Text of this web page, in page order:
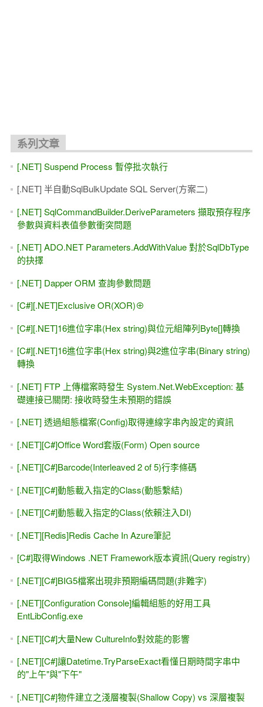
[SQL Server]暫存資料表(#TABLE)引發的重新編譯Re-
[SQL Server][T-SQL]將多筆資料列串接成單一欄位的複合字
串
[SQL Server][Statistics]統計值(三)自動更新統計值的條件
(RT)
[SQL Server][Performance]INSERT INTO SELECT啟用平行
寫入(SQL Server 2016)
[.NET][C#]密碼學(Morse Code)
[SQL Server]當資料庫出現有疑問時(SUSPECT)的修復
[.NET][C#]避免使用System.IO.File.AppendAllText寫出大型文
字檔案
[.NET]Internal error in the .NET Runtime (80131506)
[SQL Server][Emergency]SQL Max Memory Limit Too Low
[SQL Server][資料封存]Truncate指定Partition Number的資料
(SQL Server 2016)
[.NET][C#]NPOI產生Excel報表(一)列印表頭資訊(xlsx)
[.NET][C#]Parse ISO8583筆記(十)無實體信用卡交易驗證碼
(CVV2)被駭？
[Azure]Web應用程式+SQL佈署(二)Azure服務設定
[.NET][C#]BIG5檔案出現非預期編碼問題(非難字)
[SQL Server][SQL CLR]無法載入檔案或組件(一)
[SQL Server]一次執行資料夾內的.sql 指令碼
[SQL Server][安裝]執行磁碟區維護工作(SQL Server 2016)
[SQL Server][In-Memory OLTP]記憶內資料表
BUCKET_COUNT預估
[SQL Server]檢查SQL Server真正使用到多少核心(Cores)
[.NET][NHibernate]Transaction中讀取不到剛剛寫入的資料
[SQL Server][DeakLock]觀察死結的工具(四)擴充事件